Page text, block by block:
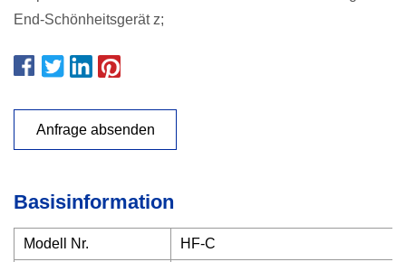
End-Schönheitsgerät z;
Anfrage absenden
Basisinformation
Modell Nr. HF-C